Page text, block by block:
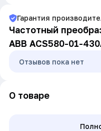
Гарантия
Частотный
ABB ACS580-01-
Oтзывов пока нет
О товаре